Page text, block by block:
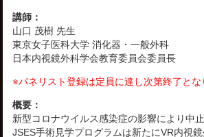
講師：
山口 茂樹 先生
東京女子医科大学 消化器・一般外科
日本内視鏡外科学会教育委員会委員長
※パネリスト登録は定員に達し次第終了とな
概要：
新型コロナウイルス感染症の影響により中
JSES手術見学プログラムは新たにVR内視